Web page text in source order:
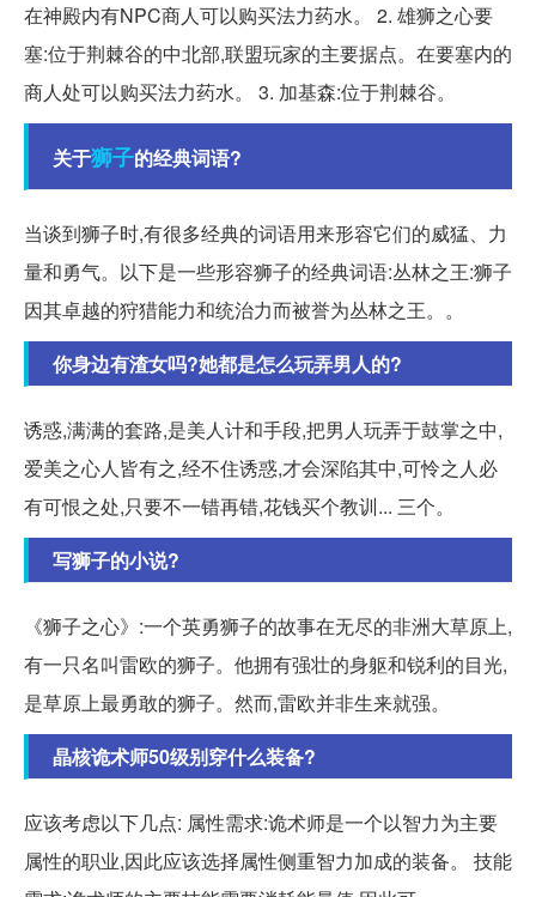
在神殿内有NPC商人可以购买法力药水。 2. 雄狮之心要
塞:位于荆棘谷的中北部,联盟玩家的主要据点。在要塞内的
商人处可以购买法力药水。 3. 加基森:位于荆棘谷。
关于狮子的经典词语?
当谈到狮子时,有很多经典的词语用来形容它们的威猛、力
量和勇气。以下是一些形容狮子的经典词语:丛林之王:狮子
因其卓越的狩猎能力和统治力而被誉为丛林之王。。
你身边有渣女吗?她都是怎么玩弄男人的?
诱惑,满满的套路,是美人计和手段,把男人玩弄于鼓掌之中,
爱美之心人皆有之,经不住诱惑,才会深陷其中,可怜之人必
有可恨之处,只要不一错再错,花钱买个教训... 三个。
写狮子的小说?
《狮子之心》:一个英勇狮子的故事在无尽的非洲大草原上,
有一只名叫雷欧的狮子。他拥有强壮的身躯和锐利的目光,
是草原上最勇敢的狮子。然而,雷欧并非生来就强。
晶核诡术师50级别穿什么装备?
应该考虑以下几点: 属性需求:诡术师是一个以智力为主要
属性的职业,因此应该选择属性侧重智力加成的装备。 技能